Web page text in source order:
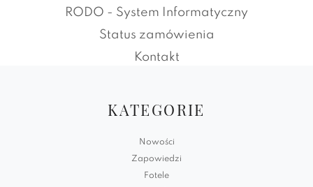
RODO - System Informatyczny
Status zamówienia
Kontakt
KATEGORIE
Nowości
Zapowiedzi
Fotele